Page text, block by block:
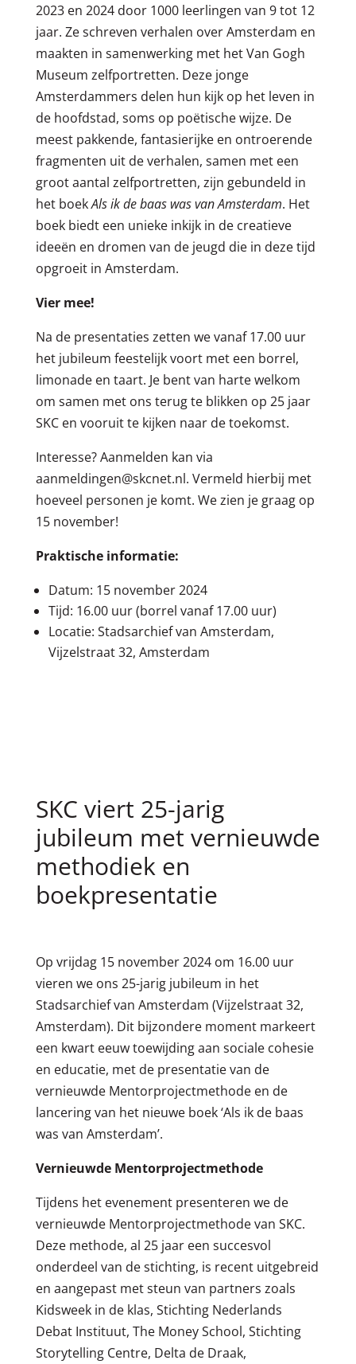
2023 en 2024 door 1000 leerlingen van 9 tot 12
jaar. Ze schreven verhalen over Amsterdam en
maakten in samenwerking met het Van Gogh
Museum zelfportretten. Deze jonge
Amsterdammers delen hun kijk op het leven in
de hoofdstad, soms op poëtische wijze. De
meest pakkende, fantasierijke en ontroerende
fragmenten uit de verhalen, samen met een
groot aantal zelfportretten, zijn gebundeld in
het boekAls ik de baas was van Amsterdam. Het
boek biedt een unieke inkijk in de creatieve
ideeën en dromen van de jeugd die in deze tijd
opgroeit in Amsterdam.
Vier mee!
Na de presentaties zetten we vanaf 17.00 uur
het jubileum feestelijk voort met een borrel,
limonade en taart. Je bent van harte welkom
om samen met ons terug te blikken op 25 jaar
SKC en vooruit te kijken naar de toekomst.
Interesse? Aanmelden kan via
aanmeldingen@skcnet.nl. Vermeld hierbij met
hoeveel personen je komt. We zien je graag op
15 november!
Praktische informatie:
Datum: 15 november 2024
Tijd: 16.00 uur (borrel vanaf 17.00 uur)
Locatie: Stadsarchief van Amsterdam,
Vijzelstraat 32, Amsterdam
SKC viert 25-jarig
jubileum met vernieuwde
methodiek en
boekpresentatie
Op vrijdag 15 november 2024 om 16.00 uur
vieren we ons 25-jarig jubileum in het
Stadsarchief van Amsterdam (Vijzelstraat 32,
Amsterdam). Dit bijzondere moment markeert
een kwart eeuw toewijding aan sociale cohesie
en educatie, met de presentatie van de
vernieuwde Mentorprojectmethode en de
lancering van het nieuwe boek ‘Als ik de baas
was van Amsterdam’.
Vernieuwde Mentorprojectmethode
Tijdens het evenement presenteren we de
vernieuwde Mentorprojectmethode van SKC.
Deze methode, al 25 jaar een succesvol
onderdeel van de stichting, is recent uitgebreid
en aangepast met steun van partners zoals
Kidsweek in de klas, Stichting Nederlands
Debat Instituut, The Money School, Stichting
Storytelling Centre, Delta de Draak,